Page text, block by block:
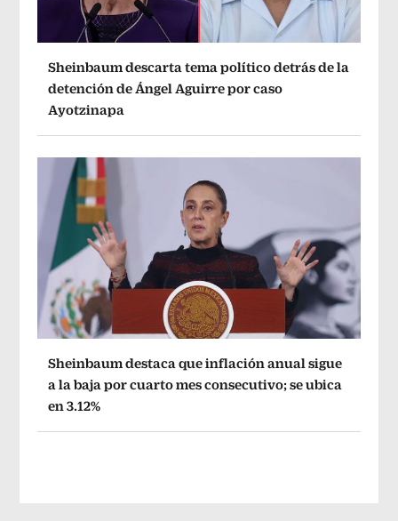
Sheinbaum descarta tema político detrás de la
detención de Ángel Aguirre por caso
Ayotzinapa
Sheinbaum destaca que inflación anual sigue
a la baja por cuarto mes consecutivo; se ubica
en 3.12%